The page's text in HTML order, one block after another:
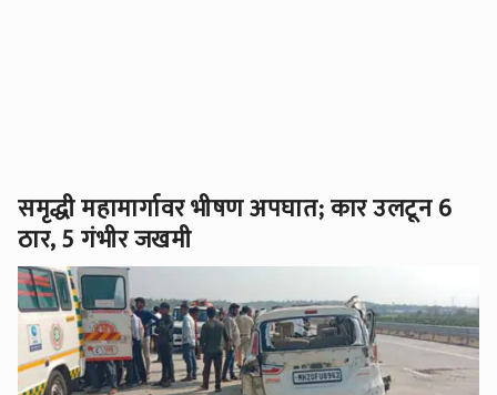
समृद्धी महामार्गावर भीषण अपघात; कार उलटून 6
ठार, 5 गंभीर जखमी